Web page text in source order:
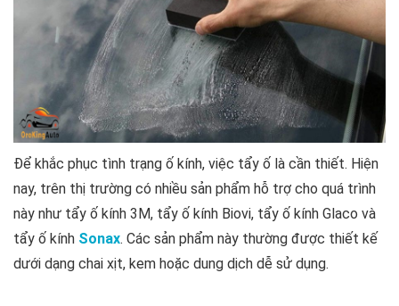
Để khắc phục tình trạng ố kính, việc tẩy ố là cần thiết. Hiện
nay, trên thị trường có nhiều sản phẩm hỗ trợ cho quá trình
này như tẩy ố kính 3M, tẩy ố kính Biovi, tẩy ố kính Glaco và
tẩy ố kính Sonax. Các sản phẩm này thường được thiết kế
dưới dạng chai xịt, kem hoặc dung dịch dễ sử dụng.